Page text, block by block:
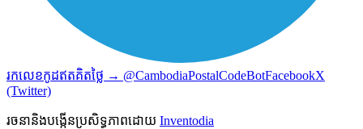
រកលេខកូដឥតគិតថ្លៃ → @CambodiaPostalCodeBotFacebookX
(Twitter)
រចនានិងបង្កើនប្រសិទ្ធភាពដោយ Inventodia